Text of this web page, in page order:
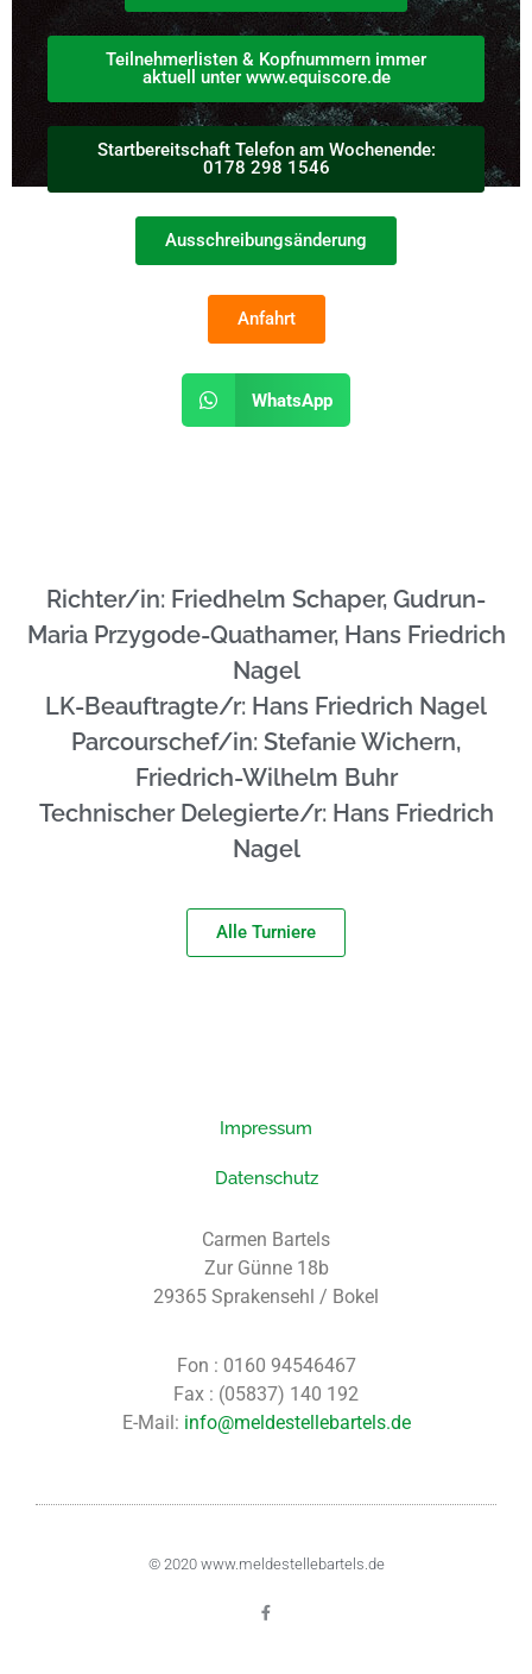
Teilnehmerlisten & Kopfnummern immer
aktuell unter www.equiscore.de
Startbereitschaft Telefon am Wochenende:
0178 298 1546
Ausschreibungsänderung
Anfahrt
WhatsApp
Richter/in: Friedhelm Schaper, Gudrun-
Maria Przygode-Quathamer, Hans Friedrich
Nagel
LK-Beauftragte/r: Hans Friedrich Nagel
Parcourschef/in: Stefanie Wichern,
Friedrich-Wilhelm Buhr
Technischer Delegierte/r: Hans Friedrich
Nagel
Alle Turniere
Impressum
Datenschutz
Carmen Bartels
Zur Günne 18b
29365 Sprakensehl / Bokel
Fon : 0160 94546467
Fax : (05837) 140 192
E-Mail: info@meldestellebartels.de
© 2020 www.meldestellebartels.de